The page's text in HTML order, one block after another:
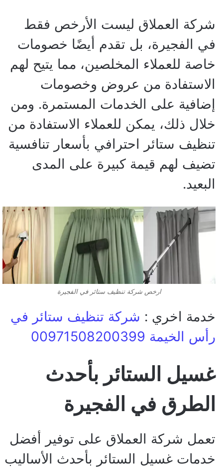
شركة العملاق ليست الأرخص فقط
في الفجيرة، بل تقدم أيضًا خصومات
خاصة للعملاء المخلصين، مما يتيح لهم
الاستفادة من عروض وخصومات
إضافية على الخدمات المستمرة. ومن
خلال ذلك، يمكن للعملاء الاستفادة من
تنظيف ستائر احترافي بأسعار تنافسية
تضيف لهم قيمة كبيرة على المدى
البعيد.
ارخص شركة تنظيف ستائر في الفجيرة
خدمة اخري : شركة تنظيف ستائر في
رأس الخيمة 00971508200399
غسيل الستائر بأحدث
الطرق في الفجيرة
تعمل شركة العملاق على توفير أفضل
خدمات غسيل الستائر بأحدث الأساليب